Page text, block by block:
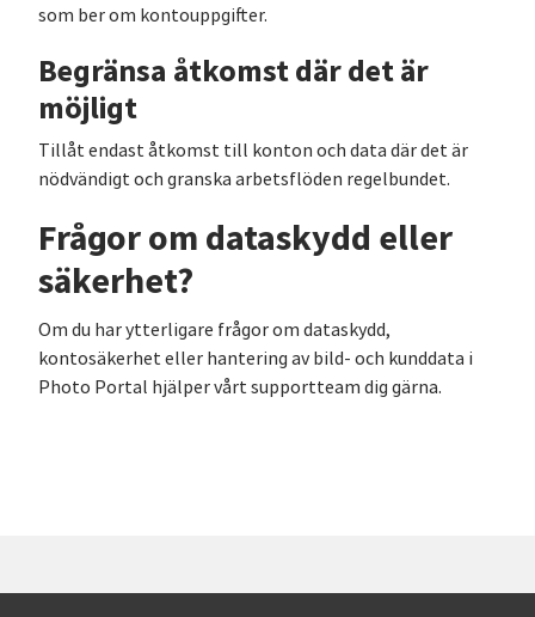
som ber om kontouppgifter.
Begränsa åtkomst där det är
möjligt
Tillåt endast åtkomst till konton och data där det är
nödvändigt och granska arbetsflöden regelbundet.
Frågor om dataskydd eller
säkerhet?
Om du har ytterligare frågor om dataskydd,
kontosäkerhet eller hantering av bild- och kunddata i
Photo Portal hjälper vårt supportteam dig gärna.